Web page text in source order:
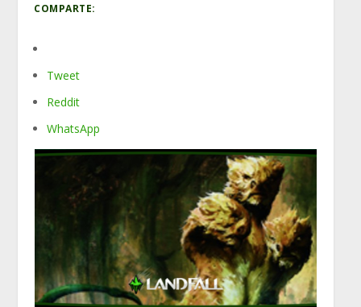
COMPARTE:
Tweet
Reddit
WhatsApp